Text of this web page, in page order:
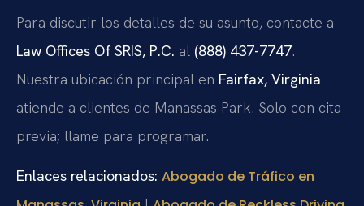
Para discutir los detalles de su asunto, contacte a
Law Offices Of SRIS, P.C. al (888) 437-7747.
Nuestra ubicación principal en Fairfax, Virginia
atiende a clientes de Manassas Park. Solo con cita
previa; llame para programar.
Enlaces relacionados: Abogado de Tráfico en